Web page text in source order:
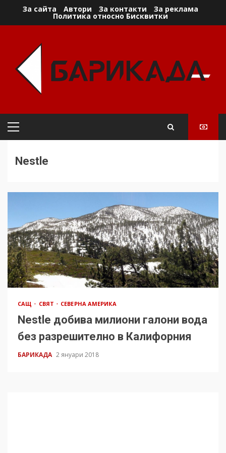
За сайта Автори За контакти За реклама
Политика относно Бисквитки
Primary
Nestle
САЩ СВЯТ СЕВЕРНА АМЕРИКА
Nestle добива милиони галони вода
без разрешително в Калифорния
БАРИКАДА 2 януари 2018